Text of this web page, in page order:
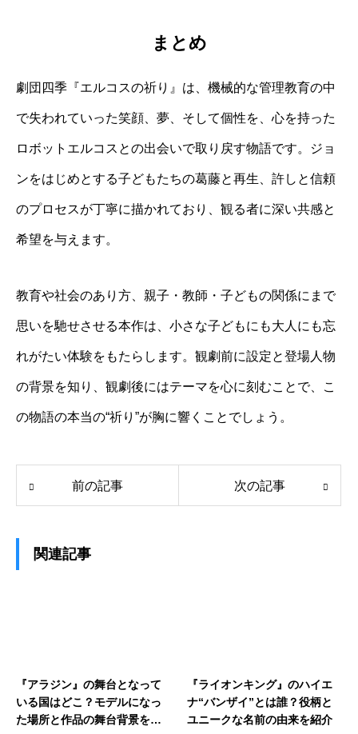
まとめ
劇団四季『エルコスの祈り』は、機械的な管理教育の中
で失われていった笑顔、夢、そして個性を、心を持った
ロボットエルコスとの出会いで取り戻す物語です。ジョ
ンをはじめとする子どもたちの葛藤と再生、許しと信頼
のプロセスが丁寧に描かれており、観る者に深い共感と
希望を与えます。
教育や社会のあり方、親子・教師・子どもの関係にまで
思いを馳せさせる本作は、小さな子どもにも大人にも忘
れがたい体験をもたらします。観劇前に設定と登場人物
の背景を知り、観劇後にはテーマを心に刻むことで、こ
の物語の本当の“祈り”が胸に響くことでしょう。
前の記事 次の記事
関連記事
『アラジン』の舞台となって
いる国はどこ？モデルになっ
た場所と作品の舞台背景を解
『ライオンキング』のハイエ
ナ“バンザイ”とは誰？役柄と
ユニークな名前の由来を紹介